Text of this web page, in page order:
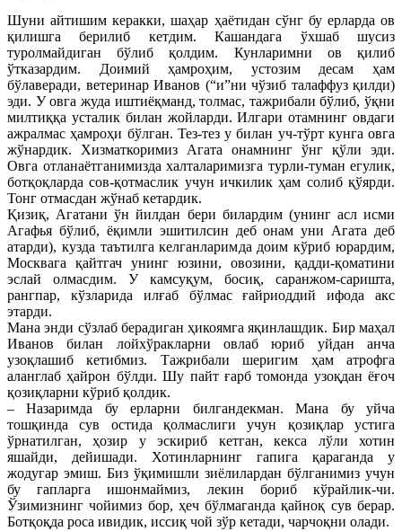
Шуни айтишим керакки, шаҳар ҳаётидан сўнг бу ерларда ов
қилишга берилиб кетдим. Кашандага ўхшаб шусиз
туролмайдиган бўлиб қолдим. Кунларимни ов қилиб
ўтказардим. Доимий ҳамроҳим, устозим десам ҳам
бўлаверади, ветеринар Иванов (“и”ни чўзиб талаффуз қилди)
эди. У овга жуда иштиёқманд, толмас, тажрибали бўлиб, ўқни
милтиққа усталик билан жойларди. Илгари отамнинг овдаги
ажралмас ҳамроҳи бўлган. Тез-тез у билан уч-тўрт кунга овга
жўнардик. Хизматкоримиз Агата онамнинг ўнг қўли эди.
Овга отланаётганимизда халталаримизга турли-туман егулик,
ботқоқларда сов-қотмаслик учун ичкилик ҳам солиб қўярди.
Тонг отмасдан жўнаб кетардик.
Қизиқ, Агатани ўн йилдан бери билардим (унинг асл исми
Агафья бўлиб, ёқимли эшитилсин деб онам уни Агата деб
атарди), кузда таътилга келганларимда доим кўриб юрардим,
Москвага қайтгач унинг юзини, овозини, қадди-қоматини
эслай олмасдим. У камсуқум, босиқ, саранжом-саришта,
рангпар, кўзларида илғаб бўлмас ғайриоддий ифода акс
этарди.
Мана энди сўзлаб берадиган ҳикоямга яқинлашдик. Бир маҳал
Иванов билан лойхўракларни овлаб юриб уйдан анча
узоқлашиб кетибмиз. Тажрибали шеригим ҳам атрофга
аланглаб ҳайрон бўлди. Шу пайт ғарб томонда узоқдан ёғоч
қозиқларни кўриб қолдик.
– Назаримда бу ерларни билгандекман. Мана бу уйча
тошқинда сув остида қолмаслиги учун қозиқлар устига
ўрнатилган, ҳозир у эскириб кетган, кекса лўли хотин
яшайди, дейишади. Хотинларнинг гапига қараганда у
жодугар эмиш. Биз ўқимишли зиёлилардан бўлганимиз учун
бу гапларга ишонмаймиз, лекин бориб кўрайлик-чи.
Ўзимизнинг чойимиз бор, ҳеч бўлмаганда қайноқ сув берар.
Ботқоқда роса ивидик, иссиқ чой зўр кетади, чарчоқни олади.